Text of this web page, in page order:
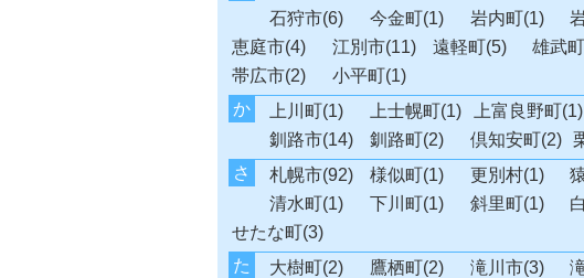
石狩市(6)
今金町(1) 岩内町(1)
恵庭市(4)
江別市(11) 遠軽町(5) 雄武
帯広市(2)
小平町(1)
か
上川町(1) 上士幌町(1) 上富良野町(1)
釧路市(14)
釧路町(2) 倶知安町(2)
さ
札幌市(92) 様似町(1) 更別村(1)
清水町(1)
下川町(1) 斜里町(1)
せたな町(3)
た
大樹町(2) 鷹栖町(2) 滝川市(3)